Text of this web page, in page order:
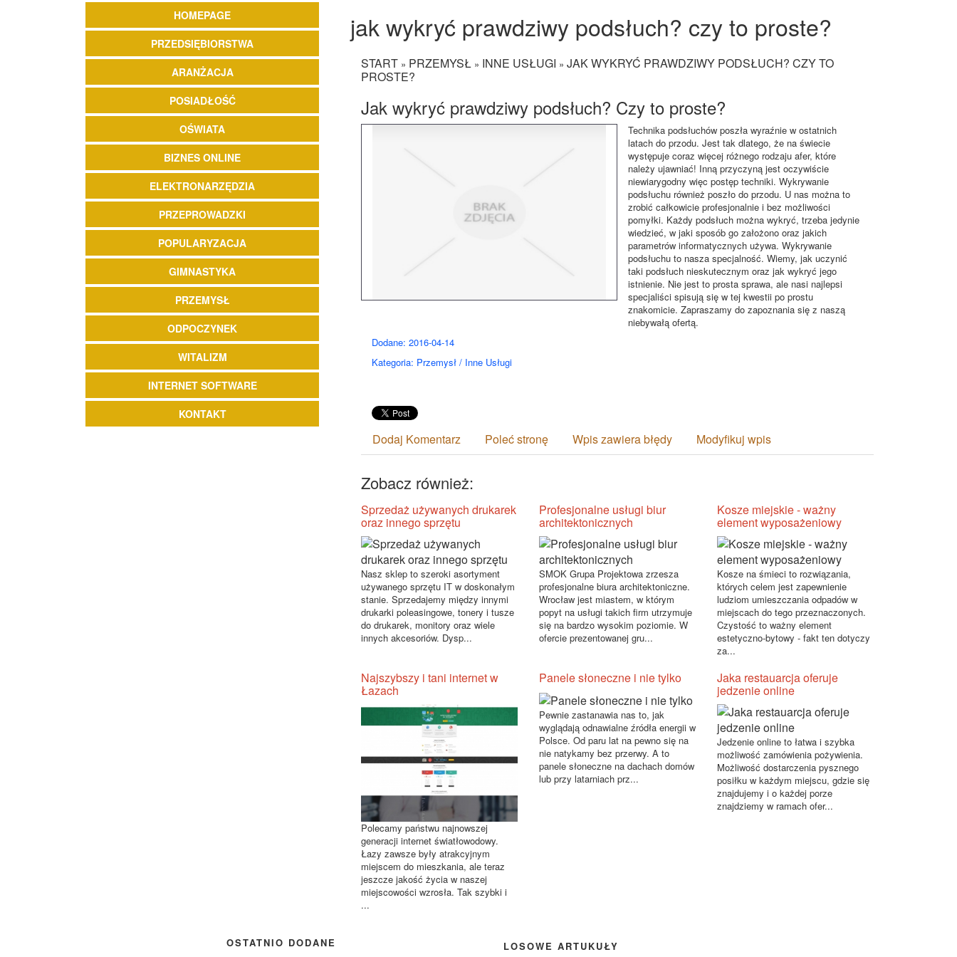
HOMEPAGE
PRZEDSIĘBIORSTWA
ARANŻACJA
POSIADŁOŚĆ
OŚWIATA
BIZNES ONLINE
ELEKTRONARZĘDZIA
PRZEPROWADZKI
POPULARYZACJA
GIMNASTYKA
PRZEMYSŁ
ODPOCZYNEK
WITALIZM
INTERNET SOFTWARE
KONTAKT
jak wykryć prawdziwy podsłuch? czy to proste?
START » PRZEMYSŁ » INNE USŁUGI » JAK WYKRYĆ PRAWDZIWY PODSŁUCH? CZY TO
PROSTE?
Jak wykryć prawdziwy podsłuch? Czy to proste?
Technika podsłuchów poszła wyraźnie w ostatnich
latach do przodu. Jest tak dlatego, że na świecie
występuje coraz więcej różnego rodzaju afer, które
należy ujawniać! Inną przyczyną jest oczywiście
niewiarygodny więc postęp techniki. Wykrywanie
podsłuchu również poszło do przodu. U nas można to
zrobić całkowicie profesjonalnie i bez możliwości
pomyłki. Każdy podsłuch można wykryć, trzeba jedynie
wiedzieć, w jaki sposób go założono oraz jakich
parametrów informatycznych używa. Wykrywanie
podsłuchu to nasza specjalność. Wiemy, jak uczynić
taki podsłuch nieskutecznym oraz jak wykryć jego
istnienie. Nie jest to prosta sprawa, ale nasi najlepsi
specjaliści spisują się w tej kwestii po prostu
znakomicie. Zapraszamy do zapoznania się z naszą
niebywałą ofertą.
Dodane: 2016-04-14
Kategoria: Przemysł / Inne Usługi
Dodaj Komentarz Poleć stronę Wpis zawiera błędy Modyfikuj wpis
Zobacz również:
Sprzedaż używanych drukarek
oraz innego sprzętu
Nasz sklep to szeroki asortyment
używanego sprzętu IT w doskonałym
stanie. Sprzedajemy między innymi
drukarki poleasingowe, tonery i tusze
do drukarek, monitory oraz wiele
innych akcesoriów. Dysp...
Profesjonalne usługi biur
architektonicznych
SMOK Grupa Projektowa zrzesza
profesjonalne biura architektoniczne.
Wrocław jest miastem, w którym
popyt na usługi takich firm utrzymuje
się na bardzo wysokim poziomie. W
ofercie prezentowanej gru...
Kosze miejskie - ważny
element wyposażeniowy
Kosze na śmieci to rozwiązania,
których celem jest zapewnienie
ludziom umieszczania odpadów w
miejscach do tego przeznaczonych.
Czystość to ważny element
estetyczno-bytowy - fakt ten dotyczy
za...
Najszybszy i tani internet w
Łazach
Polecamy państwu najnowszej
generacji internet światłowodowy.
Łazy zawsze były atrakcyjnym
miejscem do mieszkania, ale teraz
jeszcze jakość życia w naszej
miejscowości wzrosła. Tak szybki i
...
Panele słoneczne i nie tylko
Pewnie zastanawia nas to, jak
wyglądają odnawialne źródła energii w
Polsce. Od paru lat na pewno się na
nie natykamy bez przerwy. A to
panele słoneczne na dachach domów
lub przy latarniach prz...
Jaka restauarcja oferuje
jedzenie online
Jedzenie online to łatwa i szybka
możliwość zamówienia pożywienia.
Możliwość dostarczenia pysznego
posiłku w każdym miejscu, gdzie się
znajdujemy i o każdej porze
znajdziemy w ramach ofer...
OSTATNIO DODANE LOSOWE ARTUKUŁY